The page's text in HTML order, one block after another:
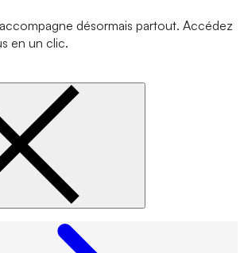
désormais partout. Accédez
en un clic.